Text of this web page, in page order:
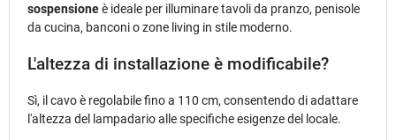
sospensioneè ideale per illuminare tavoli da pranzo, penisole
da cucina, banconi o zone living in stile moderno.
L'altezza di installazione è modificabile?
Sì, il cavo è regolabile fino a 110 cm, consentendo di adattare
l'altezza del lampadario alle specifiche esigenze del locale.